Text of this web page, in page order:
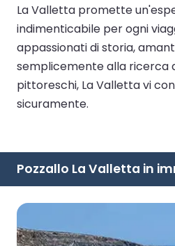
La Valletta promette
indimenticabile per ogni
appassionati di storia,
semplicemente alla ricerca
pittoreschi, La Valletta vi
sicuramente.
Pozzallo La Valletta in